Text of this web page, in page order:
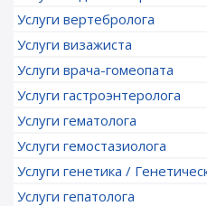
Услуги вертебролога
Услуги визажиста
Услуги врача-гомеопата
Услуги гастроэнтеролога
Услуги гематолога
Услуги гемостазиолога
Услуги генетика /
Услуги гепатолога